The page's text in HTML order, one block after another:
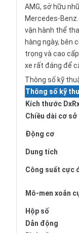
AMG, sở hữu
Mercedes-
vận hành thể
hàng ngày, bên
trọng và cao
xe rất đáng để
Thông số kỹ
Thông số kỹ
Kích thước
Chiều dài cơ sở
Động cơ
Dung tích
Công suất cực
Mô-men xoắn
Hộp số
Dẫn động